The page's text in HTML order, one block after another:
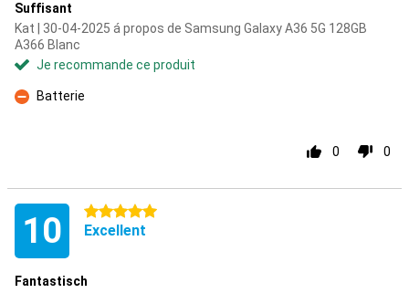
Suffisant
Kat | 30-04-2025 á propos de Samsung Galaxy A36 5G 128GB
A366 Blanc
Je recommande ce produit
Contre
Batterie
0 0
10 5 étoiles
Excellent
Fantastisch